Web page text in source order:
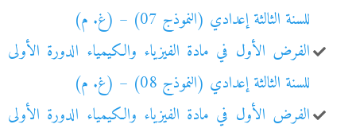
للسنة الثالثة إعدادي (النموذج 07) – (غ. م)
الفرض الأول في مادة الفيزياء والكيمياء الدورة الأولى
للسنة الثالثة إعدادي (النموذج 08) – (غ. م)
الفرض الأول في مادة الفيزياء والكيمياء الدورة الأولى